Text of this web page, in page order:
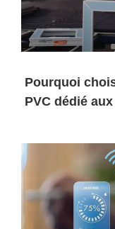
Pourquoi
PVC dédié